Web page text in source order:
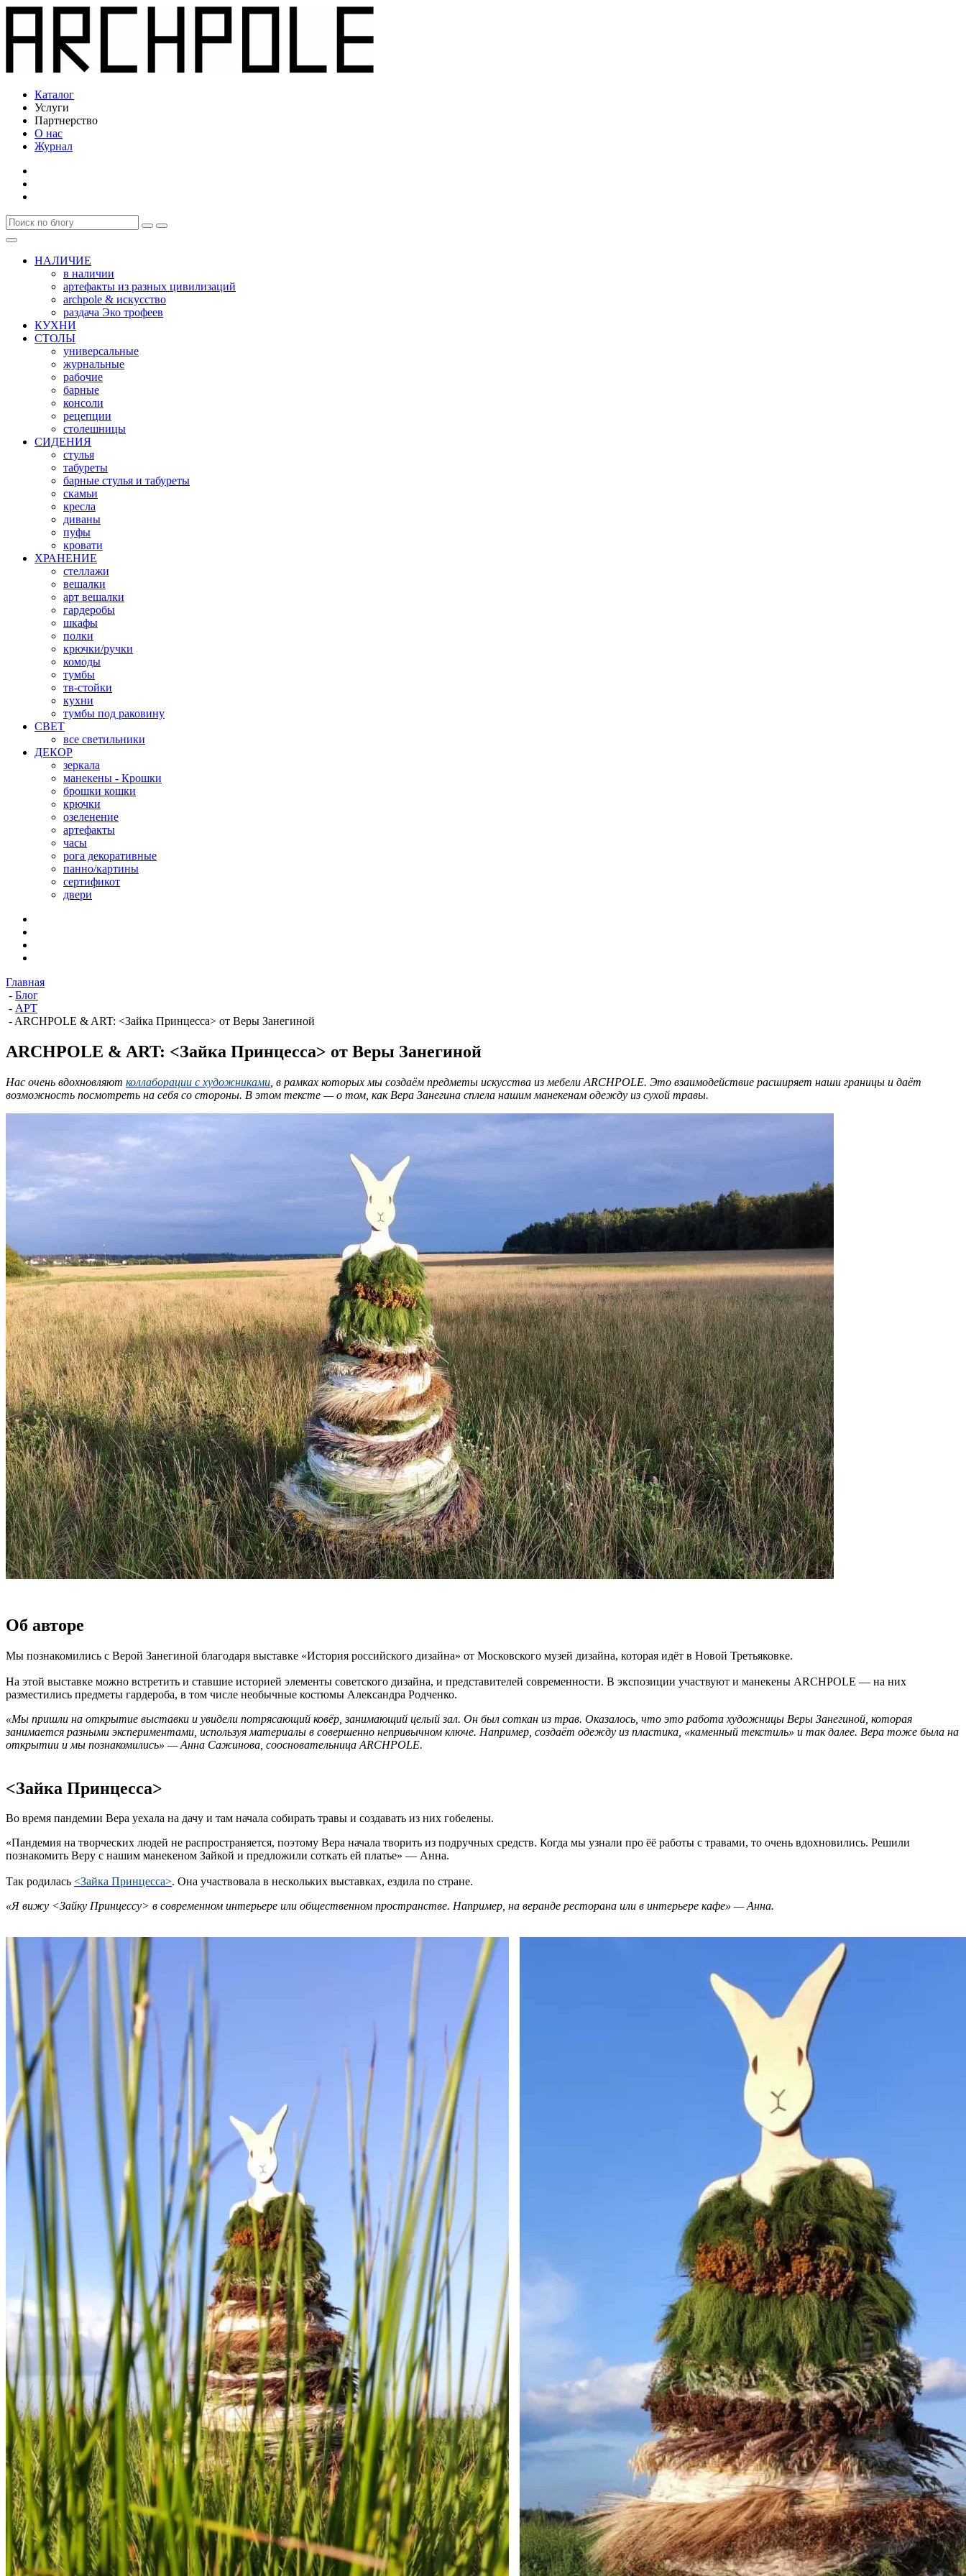
Каталог
Услуги
Партнерство
О нас
Журнал
НАЛИЧИЕ
в наличии
артефакты из разных цивилизаций
archpole & искусство
раздача Эко трофеев
КУХНИ
СТОЛЫ
универсальные
журнальные
рабочие
барные
консоли
рецепции
столешницы
СИДЕНИЯ
стулья
табуреты
барные стулья и табуреты
скамьи
кресла
диваны
пуфы
кровати
ХРАНЕНИЕ
стеллажи
вешалки
арт вешалки
гардеробы
шкафы
полки
крючки/ручки
комоды
тумбы
тв-стойки
кухни
тумбы под раковину
СВЕТ
все светильники
ДЕКОР
зеркала
манекены - Крошки
брошки кошки
крючки
озеленение
артефакты
часы
рога декоративные
панно/картины
сертификот
двери
Главная
- Блог
- АРТ
- ARCHPOLE & ART: <Зайка Принцесса> от Веры Занегиной
ARCHPOLE & ART: <Зайка Принцесса> от Веры Занегиной
Нас очень вдохновляют коллаборации с художниками , в рамках которых мы создаём предметы искусства из мебели ARCHPOLE. Это взаимодействие расширяет наши границы и даёт
возможность посмотреть на себя со стороны. В этом тексте — о том, как Вера Занегина сплела нашим манекенам одежду из сухой травы.
Об авторе
Мы познакомились с Верой Занегиной благодаря выставке «История российского дизайна» от Московского музей дизайна, которая идёт в Новой Третьяковке.
На этой выставке можно встретить и ставшие историей элементы советского дизайна, и представителей современности. В экспозиции участвуют и манекены ARCHPOLE — на них
разместились предметы гардероба, в том числе необычные костюмы Александра Родченко.
«Мы пришли на открытие выставки и увидели потрясающий ковёр, занимающий целый зал. Он был соткан из трав. Оказалось, что это работа художницы Веры Занегиной, которая
занимается разными экспериментами, используя материалы в совершенно непривычном ключе. Например, создаёт одежду из пластика, «каменный текстиль» и так далее. Вера тоже была на
открытии и мы познакомились» — Анна Сажинова, соосновательница ARCHPOLE.
<Зайка Принцесса>
Во время пандемии Вера уехала на дачу и там начала собирать травы и создавать из них гобелены.
«Пандемия на творческих людей не распространяется, поэтому Вера начала творить из подручных средств. Когда мы узнали про ёё работы с травами, то очень вдохновились. Решили
познакомить Веру с нашим манекеном Зайкой и предложили соткать ей платье» — Анна.
Так родилась <Зайка Принцесса>. Она участвовала в нескольких выставках, ездила по стране.
«Я вижу <Зайку Принцессу> в современном интерьере или общественном пространстве. Например, на веранде ресторана или в интерьере кафе» — Анна.